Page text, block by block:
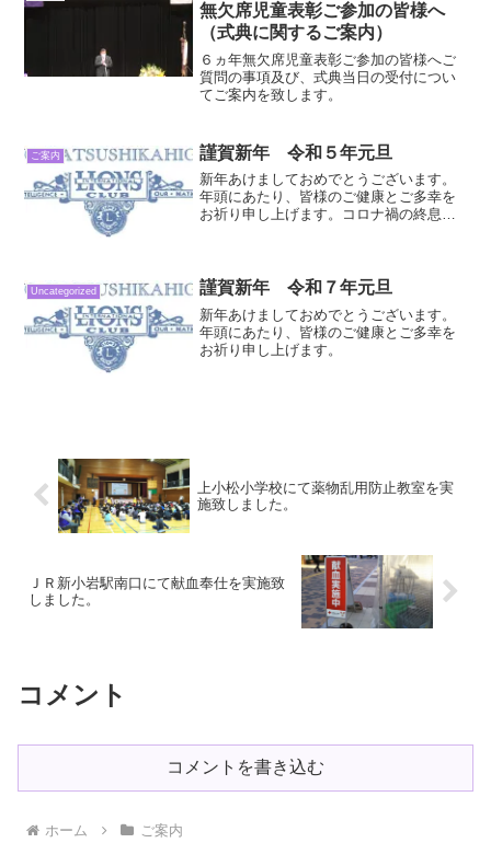
無欠席児童表彰ご参加の皆様へ
（式典に関するご案内）
６ヵ年無欠席児童表彰ご参加の皆様へご
質問の事項及び、式典当日の受付につい
てご案内を致します。
ご案内 謹賀新年 令和５年元旦
新年あけましておめでとうございます。
年頭にあたり、皆様のご健康とご多幸を
お祈り申し上げます。コロナ禍の終息を
止教室の開催や献血活動など、地域に根
差した活動を可能な限り実施し、ライオ
ンズ精神を発揮して参る所存です。本年
も当葛飾東ライオンズクラブの活動にご
理解とご協力を賜りたく、新年のご挨拶
Uncategorized 謹賀新年 令和７年元旦
新年あけましておめでとうございます。
年頭にあたり、皆様のご健康とご多幸を
お祈り申し上げます。
上小松小学校にて薬物乱用防止教室を実
施致しました。
ＪＲ新小岩駅南口にて献血奉仕を実施致
しました。
コメント
コメントを書き込む
ホーム ご案内